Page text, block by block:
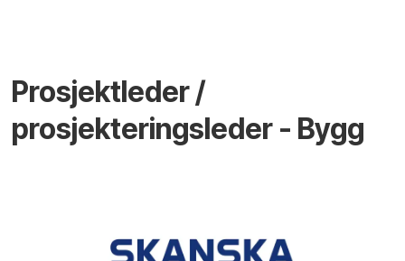
Prosjektleder /
prosjekteringsleder - Bygg